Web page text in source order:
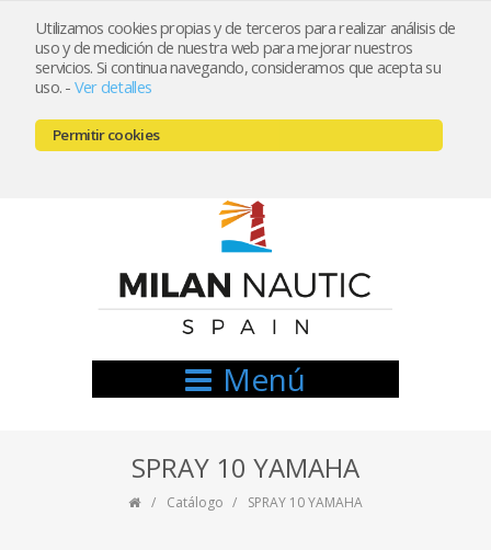
Utilizamos cookies propias y de terceros para realizar análisis de
uso y de medición de nuestra web para mejorar nuestros
servicios. Si continua navegando, consideramos que acepta su
uso. - Ver detalles
Permitir cookies
Registrarse Mi cuenta
666521122 // 654999333
Menú
SPRAY 10 YAMAHA
Catálogo SPRAY 10 YAMAHA